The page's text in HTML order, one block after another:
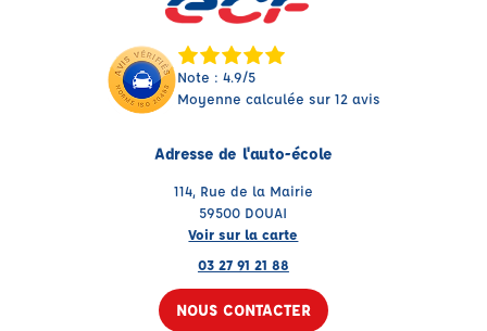
Note : 4.9/5
Moyenne calculée sur 12 avis
Adresse de l'auto-école
114, Rue de la Mairie
59500 DOUAI
Voir sur la carte
03 27 91 21 88
NOUS CONTACTER